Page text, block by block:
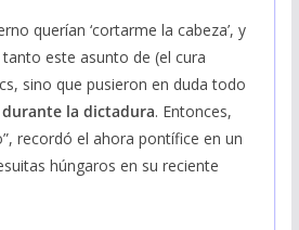
querían ‘cortarme la cabeza’, y
este asunto de (el cura
sino que pusieron en duda todo
la dictadura. Entonces,
recordó el ahora pontífice en un
húngaros en su reciente